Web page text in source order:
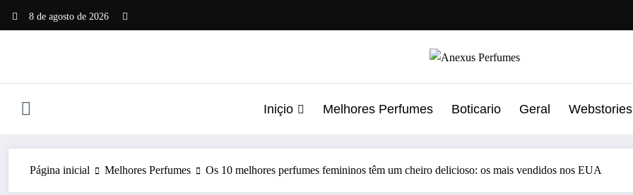
8 de agosto de 2026
Iniçio Melhores Perfumes Boticario Geral Webstories
Página inicial Melhores Perfumes Os 10 melhores perfumes femininos têm um cheiro delicioso: os mais vendidos nos EUA